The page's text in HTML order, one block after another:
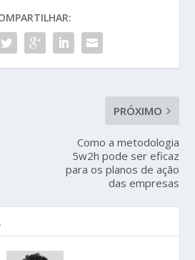
PRÓXIMO
Como a metodologia
5w2h pode ser eficaz
para os planos de ação
das empresas